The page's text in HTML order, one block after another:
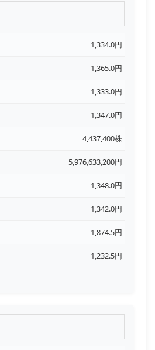
1,334.0円
1,365.0円
1,333.0円
1,347.0円
4,437,400株
5,976,633,200円
1,348.0円
1,342.0円
1,874.5円
1,232.5円